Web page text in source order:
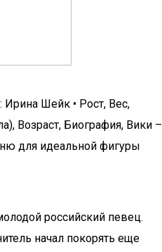
Шейк • Рост, Вес,
Возраст, Биография, Вики –
для идеальной фигуры
российский певец.
начал покорять еще